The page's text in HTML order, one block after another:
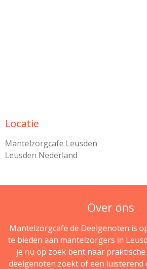
Locatie
Mantelzorgcafe Leusden
Leusden Nederland
Over ons
Mantelzorgcafe de Deelgenoten is
te bieden aan mantelzorgers in
je nu op zoek bent naar
deelgenoten zoekt of een luisterend